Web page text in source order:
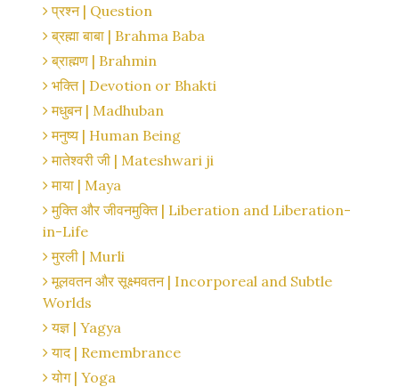
प्रश्न | Question
ब्रह्मा बाबा | Brahma Baba
ब्राह्मण | Brahmin
भक्ति | Devotion or Bhakti
मधुबन | Madhuban
मनुष्य | Human Being
मातेश्वरी जी | Mateshwari ji
माया | Maya
मुक्ति और जीवनमुक्ति | Liberation and Liberation-
in-Life
मुरली | Murli
मूलवतन और सूक्ष्मवतन | Incorporeal and Subtle
Worlds
यज्ञ | Yagya
याद | Remembrance
योग | Yoga